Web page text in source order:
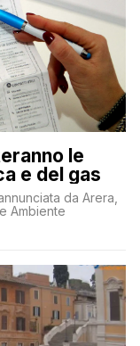
le
e del gas
da Arera,
Ambiente